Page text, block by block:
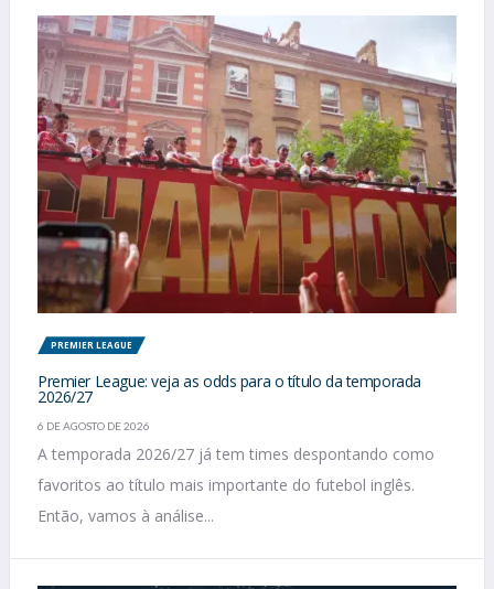
PREMIER LEAGUE
Premier League: veja as odds para o título da temporada
2026/27
6 DE AGOSTO DE 2026
A temporada 2026/27 já tem times despontando como
favoritos ao título mais importante do futebol inglês.
Então, vamos à análise...